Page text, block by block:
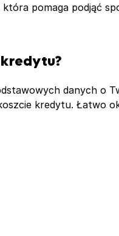
pomaga podjąć
danych o
kredytu. Łatwo